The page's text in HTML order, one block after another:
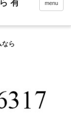
menu
なら